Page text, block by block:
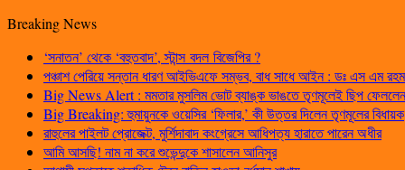
Breaking News
‘সনাতন’ থেকে ‘বহুতবাদ’, স্টান্স বদল বিজেপির ?
পঞ্চাশ পেরিয়ে সন্তান ধারণ আইভিএফে সম্ভব, বাধ সাধে আইন : ডঃ এস এম
Big News Alert : মমতার মুসলিম ভোট ব্যাঙ্ক ভাঙতে তৃণমূলেই ছিপ ফেললেন
Big Breaking: হুমায়ুনকে ওয়েসির ‘ফিলার,’ কী উত্তর দিলেন তৃণমূলের বিধায়ক
রাহুলের পাইলট প্রোজেক্ট, মুর্শিদাবাদ কংগ্রেসে আধিপত্য হারাতে পারেন অধীর
আমি আসছি! নাম না করে শুভেন্দুকে শাসালেন আনিসুর